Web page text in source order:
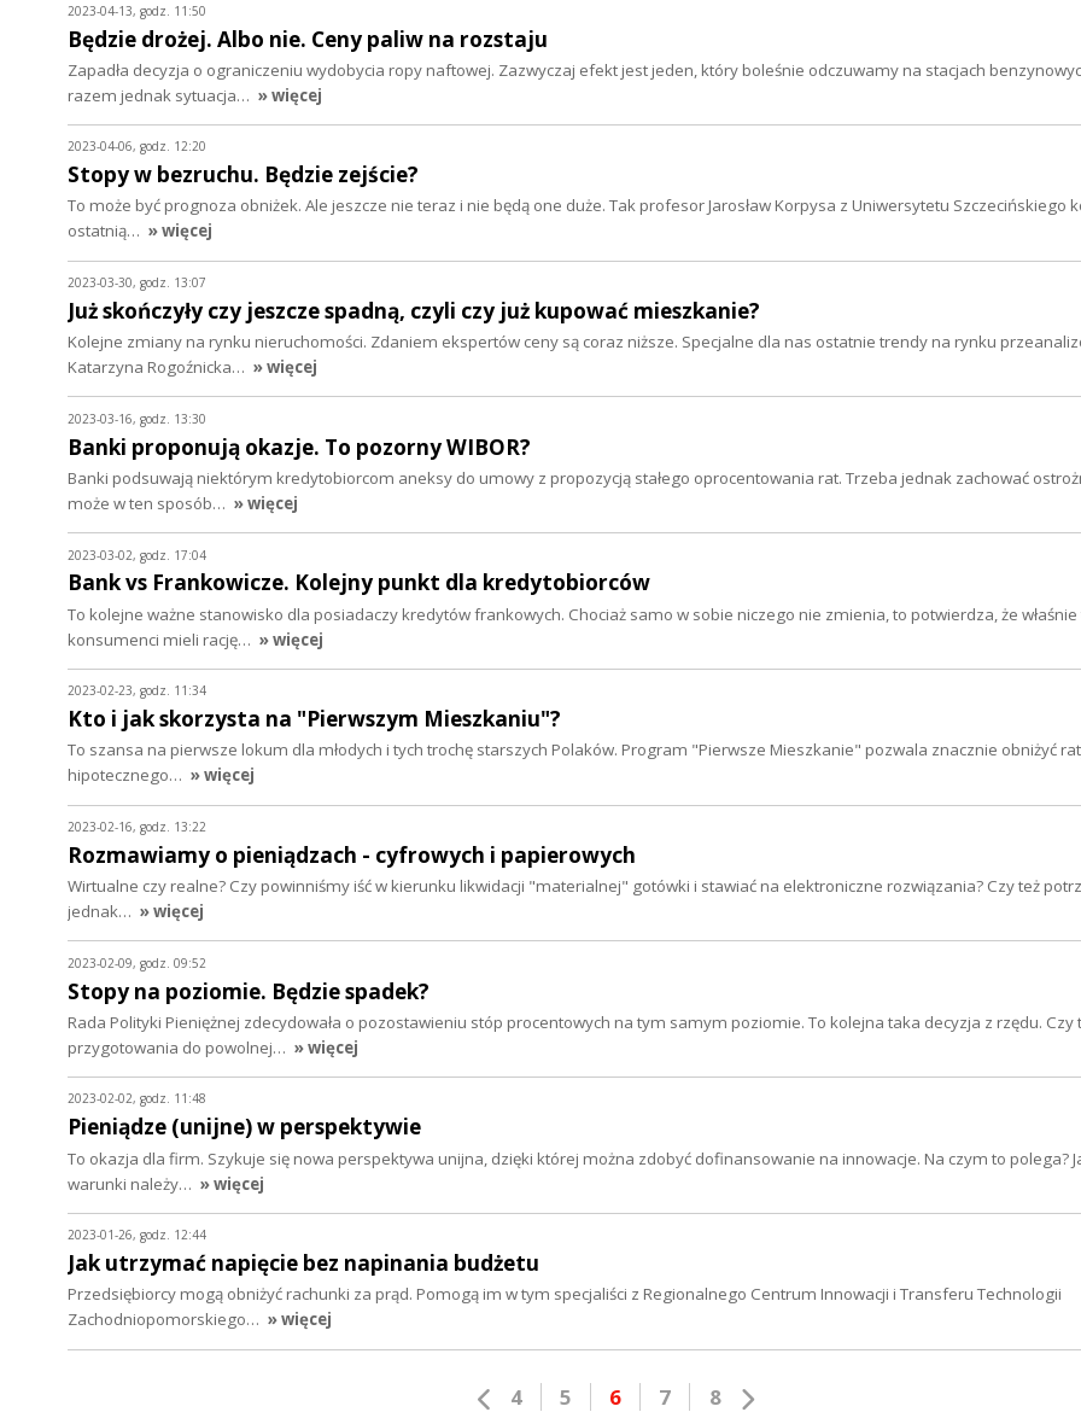
2023-04-13, godz. 11:50
Będzie drożej. Albo nie. Ceny paliw na rozstaju
Zapadła decyzja o ograniczeniu wydobycia ropy naftowej. Zazwyczaj efekt jest jeden, który boleśnie odczuwamy na stacjach
razem jednak sytuacja… » więcej
2023-04-06, godz. 12:20
Stopy w bezruchu. Będzie zejście?
To może być prognoza obniżek. Ale jeszcze nie teraz i nie będą one duże. Tak profesor Jarosław Korpysa z Uniwersytetu Szczecińskiego
ostatnią… » więcej
2023-03-30, godz. 13:07
Już skończyły czy jeszcze spadną, czyli czy już kupować mieszkanie?
Kolejne zmiany na rynku nieruchomości. Zdaniem ekspertów ceny są coraz niższe. Specjalne dla nas ostatnie trendy na rynku
Katarzyna Rogoźnicka… » więcej
2023-03-16, godz. 13:30
Banki proponują okazje. To pozorny WIBOR?
Banki podsuwają niektórym kredytobiorcom aneksy do umowy z propozycją stałego oprocentowania rat. Trzeba jednak zachować
może w ten sposób… » więcej
2023-03-02, godz. 17:04
Bank vs Frankowicze. Kolejny punkt dla kredytobiorców
To kolejne ważne stanowisko dla posiadaczy kredytów frankowych. Chociaż samo w sobie niczego nie zmienia, to potwierdza, że właśnie
konsumenci mieli rację… » więcej
2023-02-23, godz. 11:34
Kto i jak skorzysta na "Pierwszym Mieszkaniu"?
To szansa na pierwsze lokum dla młodych i tych trochę starszych Polaków. Program "Pierwsze Mieszkanie" pozwala znacznie obniżyć
hipotecznego… » więcej
2023-02-16, godz. 13:22
Rozmawiamy o pieniądzach - cyfrowych i papierowych
Wirtualne czy realne? Czy powinniśmy iść w kierunku likwidacji "materialnej" gotówki i stawiać na elektroniczne rozwiązania? Czy też
jednak… » więcej
2023-02-09, godz. 09:52
Stopy na poziomie. Będzie spadek?
Rada Polityki Pieniężnej zdecydowała o pozostawieniu stóp procentowych na tym samym poziomie. To kolejna taka decyzja z rzędu. Czy
przygotowania do powolnej… » więcej
2023-02-02, godz. 11:48
Pieniądze (unijne) w perspektywie
To okazja dla firm. Szykuje się nowa perspektywa unijna, dzięki której można zdobyć dofinansowanie na innowacje. Na czym to polega?
warunki należy… » więcej
2023-01-26, godz. 12:44
Jak utrzymać napięcie bez napinania budżetu
Przedsiębiorcy mogą obniżyć rachunki za prąd. Pomogą im w tym specjaliści z Regionalnego Centrum Innowacji i Transferu Technologii
Zachodniopomorskiego… » więcej
4 5 6 7 8